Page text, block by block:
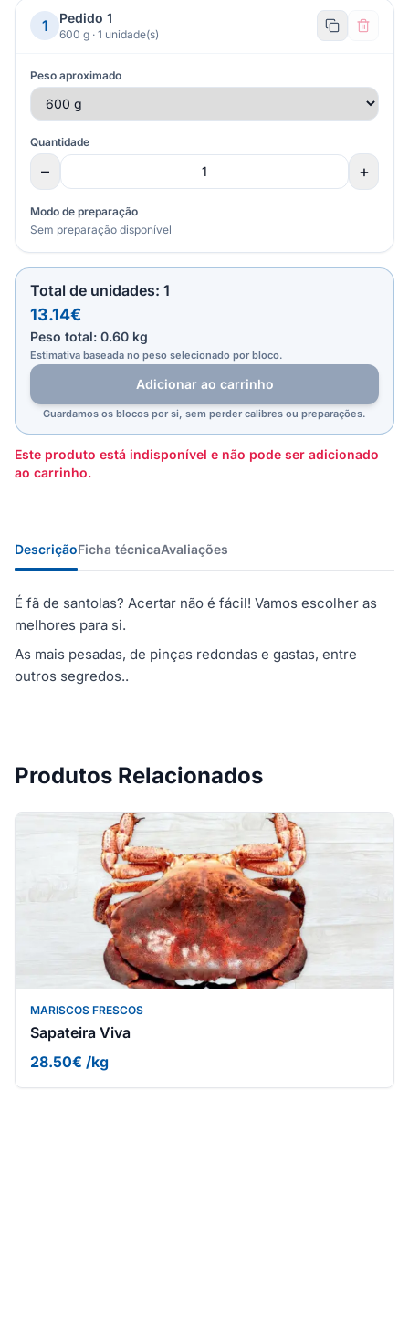
1 Pedido 1
600 g · 1 unidade(s)
Peso aproximado
Quantidade
– +
Modo de preparação
Sem preparação disponível
Total de unidades: 1
13.14€
Peso total: 0.60 kg
Estimativa baseada no peso selecionado por bloco.
Adicionar ao carrinho
Guardamos os blocos por si, sem perder calibres ou preparações.
Este produto está indisponível e não pode ser adicionado
ao carrinho.
DescriçãoFicha técnicaAvaliações
É fã de santolas? Acertar não é fácil! Vamos escolher as
melhores para si.
As mais pesadas, de pinças redondas e gastas, entre
outros segredos..
Produtos Relacionados
MARISCOS FRESCOS
Sapateira Viva
28.50€ /kg